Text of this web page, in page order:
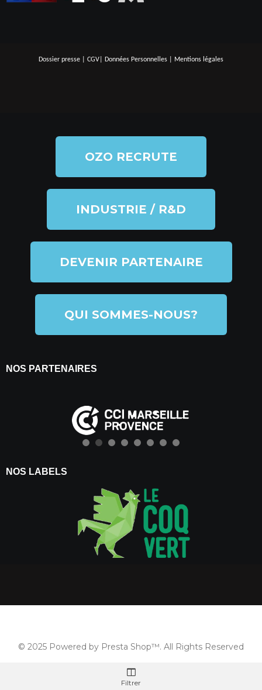
Dossier presse CGV Données Personnelles Mentions légales
OZO RECRUTE
INDUSTRIE / R&D
DEVENIR PARTENAIRE
QUI SOMMES-NOUS?
NOS PARTENAIRES
NOS LABELS
© 2025 Powered by Presta Shop™. All Rights Reserved
Filtrer